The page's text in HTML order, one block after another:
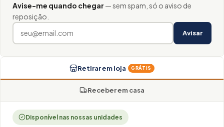
Avise-me quando chegar — sem spam, só o aviso de
reposição.
Avisar
Retirar em loja GRÁTIS
Receber em casa
Disponível nas nossas unidades